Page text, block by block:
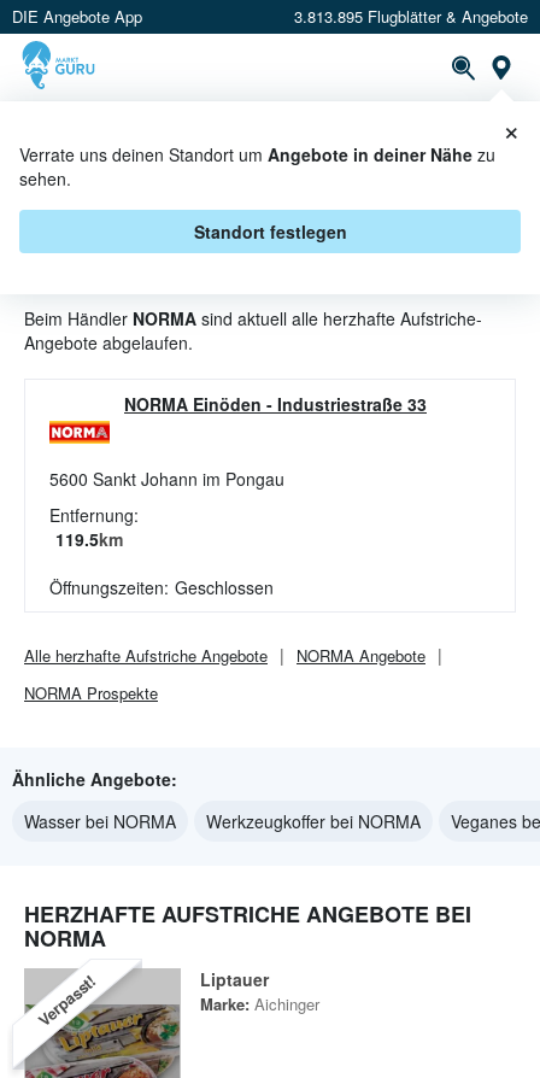
DIE Angebote App 3.813.895 Flugblätter & Angebote
Verrate uns deinen Standort um Angebote in deiner Nähe zu
sehen.
Standort festlegen
×
HERZHAFTE AUFSTRICHE
ANGEBOTE & AKTIONEN BEI
NORMA
Beim Händler NORMA sind aktuell alle herzhafte Aufstriche-
Angebote abgelaufen.
NORMA Einöden - Industriestraße 33
5600 Sankt Johann im Pongau
Entfernung:
119.5km
Öffnungszeiten: Geschlossen
Alle herzhafte Aufstriche Angebote NORMA Angebote
NORMA Prospekte
Ähnliche Angebote:
Wasser bei NORMA
Werkzeugkoffer bei NORMA Veganes
HERZHAFTE AUFSTRICHE ANGEBOTE BEI
NORMA
Verpasst! Liptauer
Marke: Aichinger